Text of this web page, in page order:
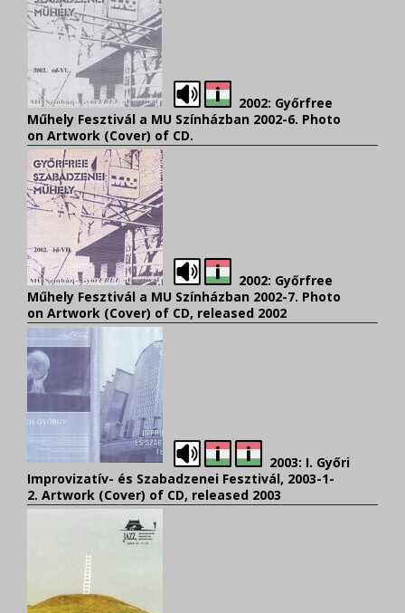
2002: Győrfree
Műhely Fesztivál a MU Színházban 2002-6. Photo
on Artwork (Cover) of CD.
2002: Győrfree
Műhely Fesztivál a MU Színházban 2002-7. Photo
on Artwork (Cover) of CD, released 2002
2003: I. Győri
Improvizatív- és Szabadzenei Fesztivál, 2003-1-
2. Artwork (Cover) of CD, released 2003